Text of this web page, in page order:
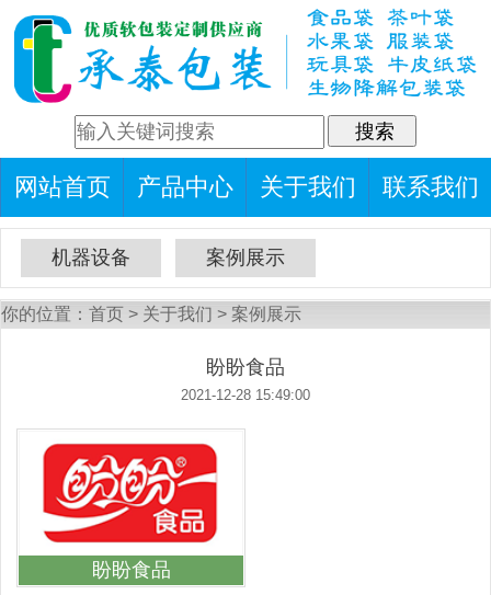
网站首页 产品中心 关于我们 联系我们
机器设备 案例展示
你的位置： 首页 > 关于我们 > 案例展示
盼盼食品
2021-12-28 15:49:00
盼盼食品